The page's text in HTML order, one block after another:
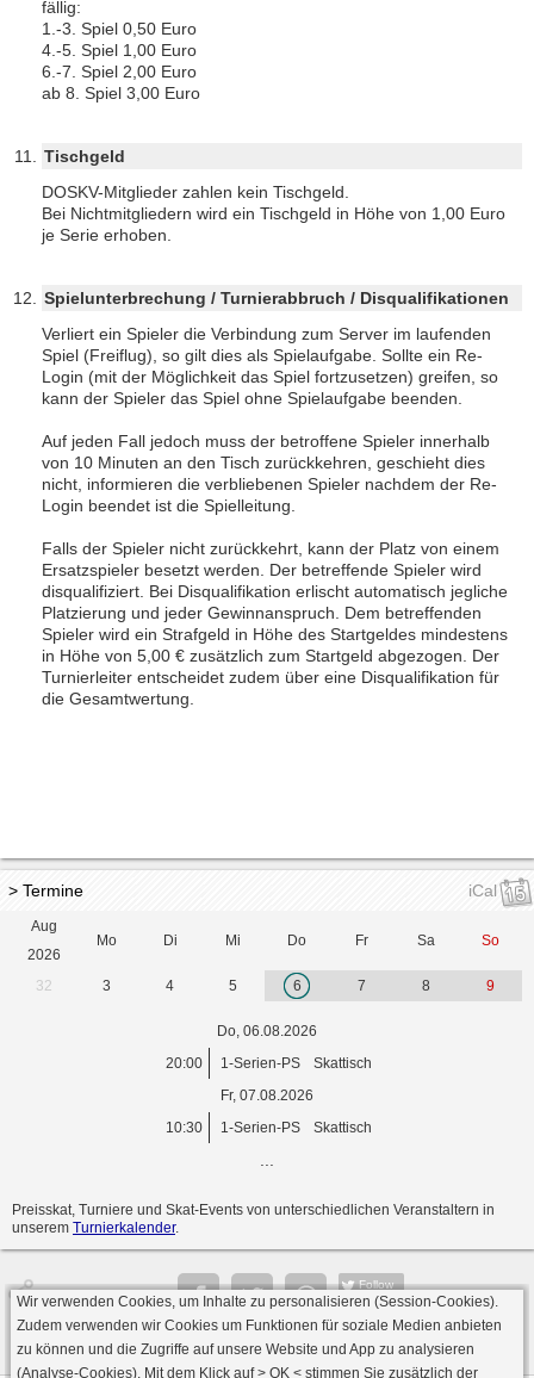
fällig:
1.-3. Spiel 0,50 Euro
4.-5. Spiel 1,00 Euro
6.-7. Spiel 2,00 Euro
ab 8. Spiel 3,00 Euro
Tischgeld
DOSKV-Mitglieder zahlen kein Tischgeld.
Bei Nichtmitgliedern wird ein Tischgeld in Höhe von 1,00 Euro
je Serie erhoben.
Spielunterbrechung / Turnierabbruch / Disqualifikationen
Verliert ein Spieler die Verbindung zum Server im laufenden
Spiel (Freiflug), so gilt dies als Spielaufgabe. Sollte ein Re-
Login (mit der Möglichkeit das Spiel fortzusetzen) greifen, so
kann der Spieler das Spiel ohne Spielaufgabe beenden.
Auf jeden Fall jedoch muss der betroffene Spieler innerhalb
von 10 Minuten an den Tisch zurückkehren, geschieht dies
nicht, informieren die verbliebenen Spieler nachdem der Re-
Login beendet ist die Spielleitung.
Falls der Spieler nicht zurückkehrt, kann der Platz von einem
Ersatzspieler besetzt werden. Der betreffende Spieler wird
disqualifiziert. Bei Disqualifikation erlischt automatisch jegliche
Platzierung und jeder Gewinnanspruch. Dem betreffenden
Spieler wird ein Strafgeld in Höhe des Startgeldes mindestens
in Höhe von 5,00 € zusätzlich zum Startgeld abgezogen. Der
Turnierleiter entscheidet zudem über eine Disqualifikation für
die Gesamtwertung.
> Termine iCal
Aug
2026
Mo Di Mi Do Fr Sa So
32 3 4 5 6 7 8 9
Do, 06.08.2026
20:00
1-Serien-PS
Skattisch
Fr, 07.08.2026
10:30
1-Serien-PS Skattisch
...
Preisskat, Turniere und Skat-Events von unterschiedlichen Veranstaltern in
unserem Turnierkalender.
Follow
Seite
Wir verwenden Cookies, um Inhalte zu personalisieren (Session-Cookies).
Zudem verwenden wir Cookies um Funktionen für soziale Medien anbieten
zu können und die Zugriffe auf unsere Website und App zu analysieren
(Analyse-Cookies). Mit dem Klick auf> OK < stimmen Sie zusätzlich der